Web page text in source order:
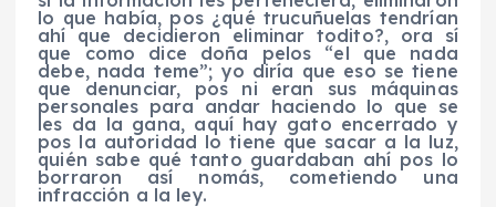
lo que había, pos ¿qué trucuñuelas tendrían
ahí que decidieron eliminar todito?, ora sí
que como dice doña pelos “el que nada
debe, nada teme”; yo diría que eso se tiene
que denunciar, pos ni eran sus máquinas
personales para andar haciendo lo que se
les da la gana, aquí hay gato encerrado y
pos la autoridad lo tiene que sacar a la luz,
quién sabe qué tanto guardaban ahí pos lo
borraron así nomás, cometiendo una
infracción a la ley.